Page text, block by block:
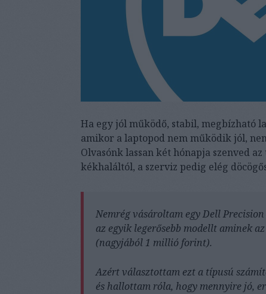
Ha egy jól működő, stabil, megbízható
amikor a laptopod nem működik jól,
Olvasónk lassan két hónapja szenved
kékhaláltól, a szerviz pedig elég
Nemrég vásároltam egy Dell
az egyik legerősebb modellt aminek
(nagyjából 1 millió forint).
Azért választottam ezt a típusú
és hallottam róla, hogy mennyire jó,